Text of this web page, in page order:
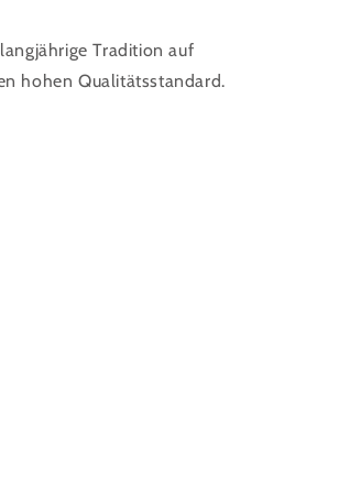
Tradition auf
hohen Qualitätsstandard.